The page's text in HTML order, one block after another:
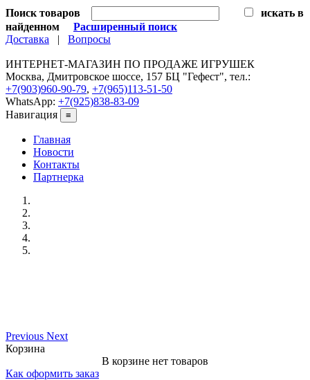
Поиск товаров
искать в
найденном
Расширенный поиск
Доставка | Вопросы
ИНТЕРНЕТ-МАГАЗИН ПО ПРОДАЖЕ ИГРУШЕК
Москва, Дмитровское шоссе, 157 БЦ "Гефест", тел.:
+7(903)960-90-79, +7(965)113-51-50
WhatsApp: +7(925)838-83-09
Навигация
≡
Главная
Новости
Контакты
Партнерка
Previous Next
Корзина
В корзине нет товаров
Как оформить заказ